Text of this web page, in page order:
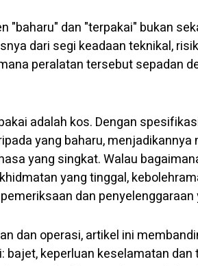
"baharu" dan "terpakai" bukan
dari segi keadaan teknikal,
peralatan tersebut sepadan
adalah kos. Dengan
yang baharu,
yang singkat. Walau
yang tinggal,
dan
dan operasi, artikel ini
keperluan keselamatan